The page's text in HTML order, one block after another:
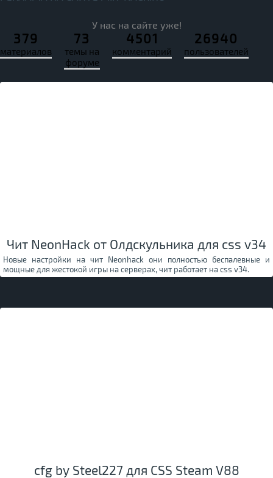
У нас на сайте уже!
379
материалов
73
темы на
форуме
4501
комментарий
26940
пользователей
Чит NeоnHack от Олдскульника для css v34
Новые настройки на чит Neonhack они полностью беспалевные и
мощные для жестокой игры на серверах, чит работает на css v34.
cfg by Steel227 для CSS Steam V88